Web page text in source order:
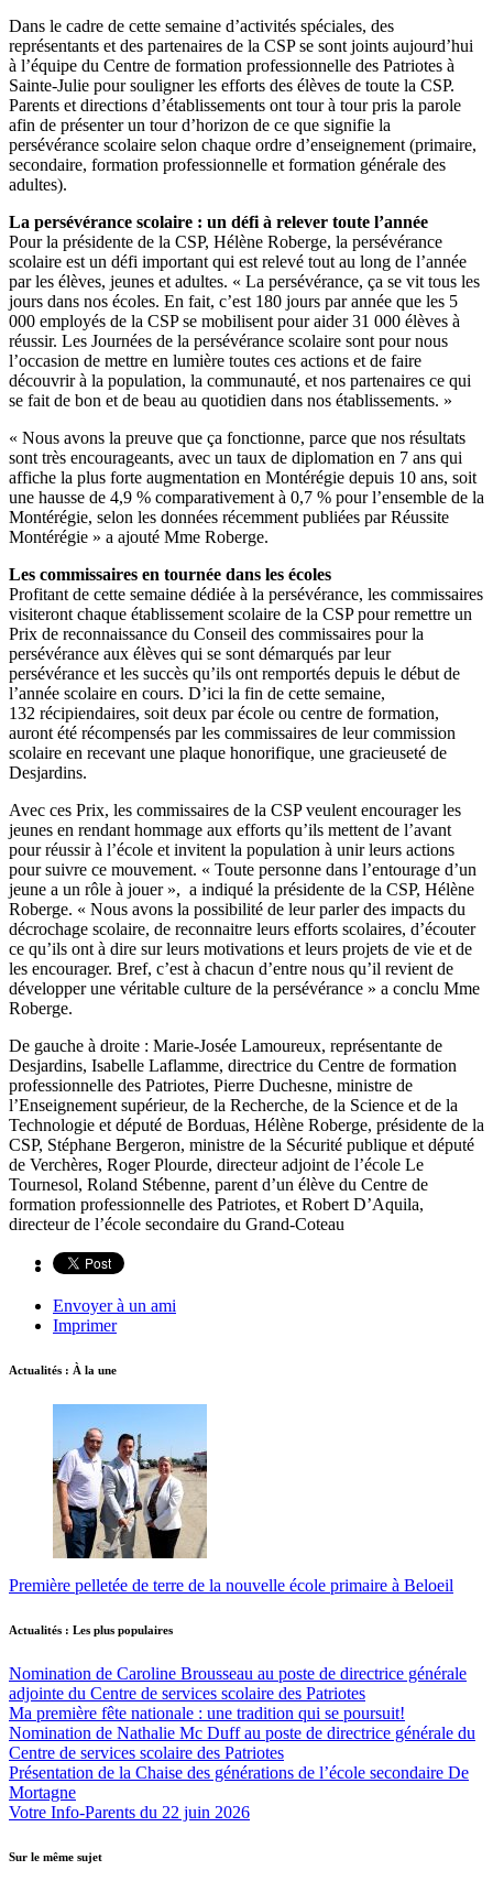
Dans le cadre de cette semaine d’activités spéciales, des
représentants et des partenaires de la CSP se sont joints aujourd’hui
à l’équipe du Centre de formation professionnelle des Patriotes à
Sainte-Julie pour souligner les efforts des élèves de toute la CSP.
Parents et directions d’établissements ont tour à tour pris la parole
afin de présenter un tour d’horizon de ce que signifie la
persévérance scolaire selon chaque ordre d’enseignement (primaire,
secondaire, formation professionnelle et formation générale des
adultes).
La persévérance scolaire : un défi à relever toute l’année
Pour la présidente de la CSP, Hélène Roberge, la persévérance
scolaire est un défi important qui est relevé tout au long de l’année
par les élèves, jeunes et adultes. « La persévérance, ça se vit tous les
jours dans nos écoles. En fait, c’est 180 jours par année que les 5
000 employés de la CSP se mobilisent pour aider 31 000 élèves à
réussir. Les Journées de la persévérance scolaire sont pour nous
l’occasion de mettre en lumière toutes ces actions et de faire
découvrir à la population, la communauté, et nos partenaires ce qui
se fait de bon et de beau au quotidien dans nos établissements. »
« Nous avons la preuve que ça fonctionne, parce que nos résultats
sont très encourageants, avec un taux de diplomation en 7 ans qui
affiche la plus forte augmentation en Montérégie depuis 10 ans, soit
une hausse de 4,9 % comparativement à 0,7 % pour l’ensemble de la
Montérégie, selon les données récemment publiées par Réussite
Montérégie » a ajouté Mme Roberge.
Les commissaires en tournée dans les écoles
Profitant de cette semaine dédiée à la persévérance, les commissaires
visiteront chaque établissement scolaire de la CSP pour remettre un
Prix de reconnaissance du Conseil des commissaires pour la
persévérance aux élèves qui se sont démarqués par leur
persévérance et les succès qu’ils ont remportés depuis le début de
l’année scolaire en cours. D’ici la fin de cette semaine,
132 récipiendaires, soit deux par école ou centre de formation,
auront été récompensés par les commissaires de leur commission
scolaire en recevant une plaque honorifique, une gracieuseté de
Desjardins.
Avec ces Prix, les commissaires de la CSP veulent encourager les
jeunes en rendant hommage aux efforts qu’ils mettent de l’avant
pour réussir à l’école et invitent la population à unir leurs actions
pour suivre ce mouvement. « Toute personne dans l’entourage d’un
jeune a un rôle à jouer », a indiqué la présidente de la CSP, Hélène
Roberge. « Nous avons la possibilité de leur parler des impacts du
décrochage scolaire, de reconnaitre leurs efforts scolaires, d’écouter
ce qu’ils ont à dire sur leurs motivations et leurs projets de vie et de
les encourager. Bref, c’est à chacun d’entre nous qu’il revient de
développer une véritable culture de la persévérance » a conclu Mme
Roberge.
De gauche à droite : Marie-Josée Lamoureux, représentante de
Desjardins, Isabelle Laflamme, directrice du Centre de formation
professionnelle des Patriotes, Pierre Duchesne, ministre de
l’Enseignement supérieur, de la Recherche, de la Science et de la
Technologie et député de Borduas, Hélène Roberge, présidente de la
CSP, Stéphane Bergeron, ministre de la Sécurité publique et député
de Verchères, Roger Plourde, directeur adjoint de l’école Le
Tournesol, Roland Stébenne, parent d’un élève du Centre de
formation professionnelle des Patriotes, et Robert D’Aquila,
directeur de l’école secondaire du Grand-Coteau
Envoyer à un ami
Imprimer
Actualités : À la une
Première pelletée de terre de la nouvelle école primaire à Beloeil
Actualités : Les plus populaires
Nomination de Caroline Brousseau au poste de directrice générale
adjointe du Centre de services scolaire des Patriotes
Ma première fête nationale : une tradition qui se poursuit!
Nomination de Nathalie Mc Duff au poste de directrice générale du
Centre de services scolaire des Patriotes
Présentation de la Chaise des générations de l’école secondaire De
Mortagne
Votre Info-Parents du 22 juin 2026
Sur le même sujet